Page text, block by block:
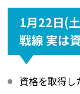
1月22日(
戦線 実は
資格を取得し